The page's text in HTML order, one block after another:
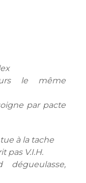
le même
par pacte
à la tache
pas V.I.H.